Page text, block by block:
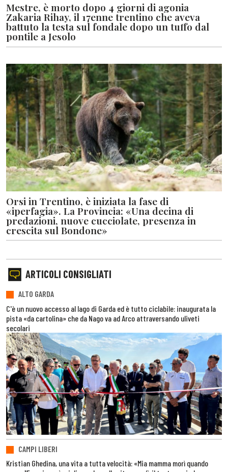
Mestre, è morto dopo 4 giorni di agonia
Zakaria Rihay, il 17enne trentino che aveva
battuto la testa sul fondale dopo un tuffo dal
pontile a Jesolo
Orsi in Trentino, è iniziata la fase di
«iperfagia». La Provincia: «Una decina di
predazioni, nuove cucciolate, presenza in
crescita sul Bondone»
ARTICOLI CONSIGLIATI
ALTO GARDA
C'è un nuovo accesso al lago di Garda ed è tutto ciclabile: inaugurata la
pista «da cartolina» che da Nago va ad Arco attraversando uliveti
secolari
CAMPI LIBERI
Kristian Ghedina, una vita a tutta velocità: «Mia mamma morì quando